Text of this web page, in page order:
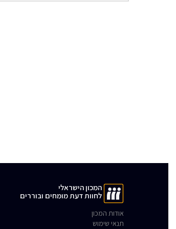
המכון הישראלי
לחוות דעת מומחים ובוררים
אודות המכון
תנאי שימוש